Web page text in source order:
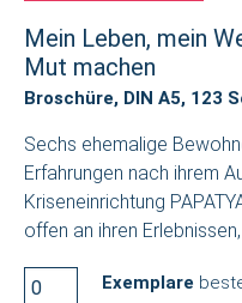
Mein Leben, mein
Mut machen
Broschüre, DIN A5, 123
Sechs ehemalige
Erfahrungen nach ihrem
Kriseneinrichtung
offen an ihren
Exemplare